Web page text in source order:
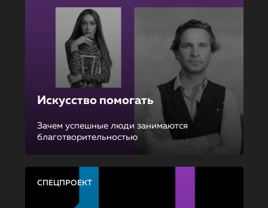
Искусство помогать
Зачем успешные люди занимаются
благотворительностью
СПЕЦПРОЕКТ